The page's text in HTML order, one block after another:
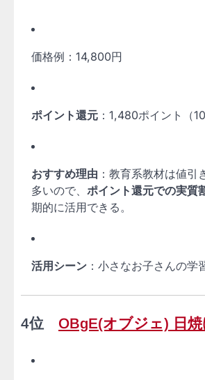
価格例：14,800円
ポイント還元 ：1,480ポイント（
おすすめ理由 ：教育系教材は値引
多いので、 ポイント還元での実質
期的に活用できる。
活用シーン ：小さなお子さんの学
4位 OBgE(オブジェ) 日